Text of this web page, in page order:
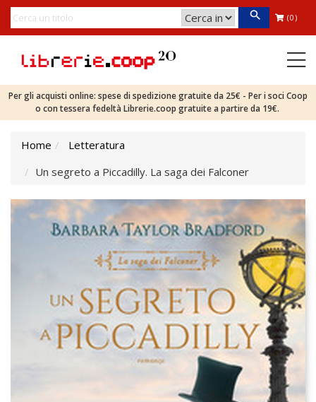
(0)
Per gli acquisti online: spese di spedizione gratuite da 25€ - Per i soci Coop
o con tessera fedeltà Librerie.coop gratuite a partire da 19€.
Home
Letteratura
Un segreto a Piccadilly. La saga dei Falconer